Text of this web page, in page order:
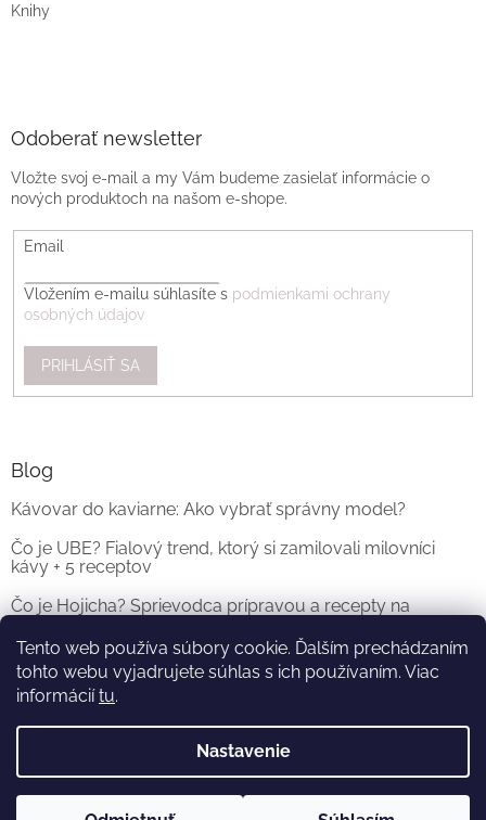
Tento web používa súbory cookie. Ďalším prechádzaním
tohto webu vyjadrujete súhlas s ich používaním. Viac
informáciítu.
Nastavenie
Knihy
Odoberať newsletter
Vložte svoj e-mail a my Vám budeme zasielať informácie o
nových produktoch na našom e-shope.
Email
Vložením e-mailu súhlasíte s podmienkami ochrany
osobných údajov
PRIHLÁSIŤ SA
Blog
Kávovar do kaviarne: Ako vybrať správny model?
Čo je UBE? Fialový trend, ktorý si zamilovali milovníci
kávy + 5 receptov
Čo je Hojicha? Sprievodca prípravou a recepty na
ARCHÍV
Vytvoril Shoptet a